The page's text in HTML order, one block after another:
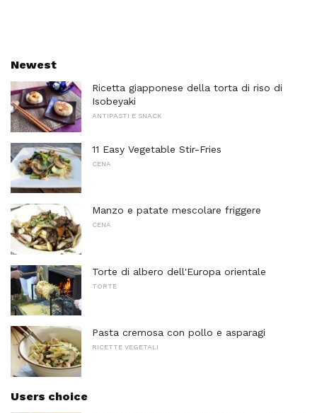
Newest
Ricetta giapponese della torta di riso di
Isobeyaki
ANTIPASTI E SNACK
11 Easy Vegetable Stir-Fries
CENA
Manzo e patate mescolare friggere
CENA
Torte di albero dell'Europa orientale
TORTE
Pasta cremosa con pollo e asparagi
RICETTE VEGETALI
Users choice